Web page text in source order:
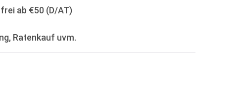
ab €50 (D/AT)
Ratenkauf uvm.